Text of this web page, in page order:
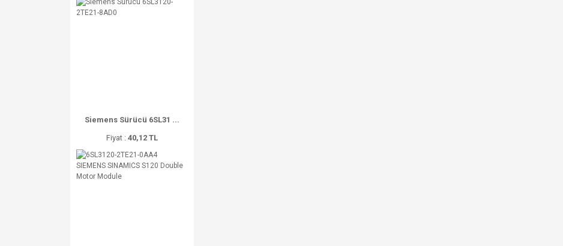
Siemens Sürücü 6SL31 ...
Fiyat : 40,12 TL